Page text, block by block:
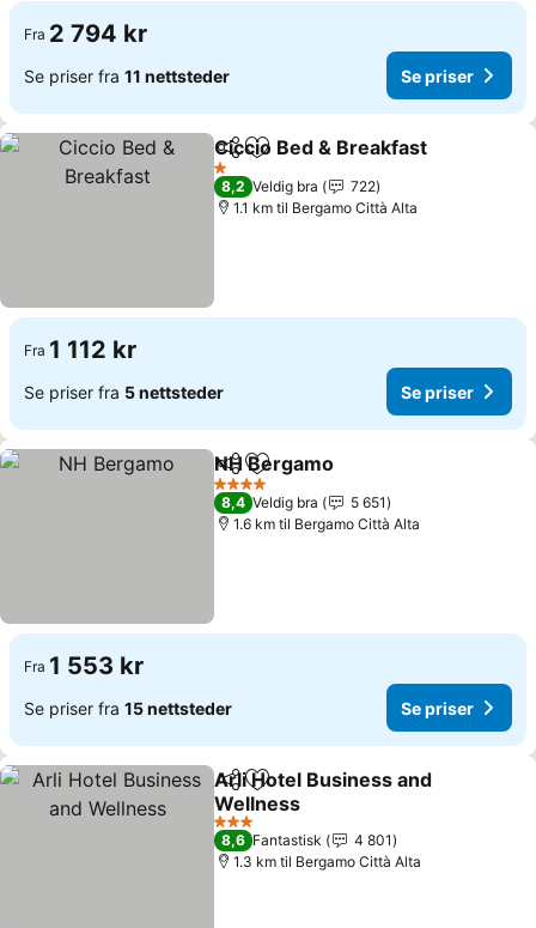
Fra 2 794 kr
Se priser fra 11 nettsteder Se priser
Del Legg til i favoritter
Ciccio Bed & Breakfast
1 Stjerner
8,2 Veldig bra
722
1.1 km til Bergamo Città Alta
Fra 1 112 kr
Se priser fra 5 nettsteder Se priser
Del Legg til i favoritter
NH Bergamo
4 Stjerner
8,4 Veldig bra
5 651
1.6 km til Bergamo Città Alta
Fra 1 553 kr
Se priser fra 15 nettsteder Se priser
Del Legg til i favoritter
Arli Hotel Business and
Wellness
3 Stjerner
8,6 Fantastisk
4 801
1.3 km til Bergamo Città Alta